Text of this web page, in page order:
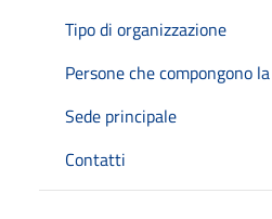
Tipo di organizzazione
Persone che compongono
Sede principale
Contatti